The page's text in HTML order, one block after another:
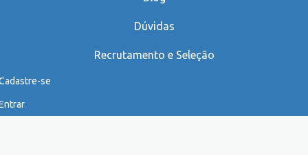
Dúvidas
Recrutamento e Seleção
se